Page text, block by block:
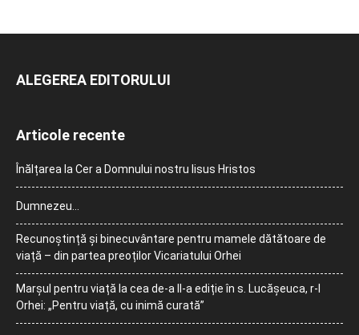
ALEGEREA EDITORULUI
Articole recente
Înălțarea la Cer a Domnului nostru Iisus Hristos
Dumnezeu…
Recunoștință și binecuvântare pentru mamele dătătoare de
viață – din partea preoților Vicariatului Orhei
Marșul pentru viață la cea de-a II-a ediție în s. Lucășeuca, r-l
Orhei: „Pentru viață, cu inimă curată”